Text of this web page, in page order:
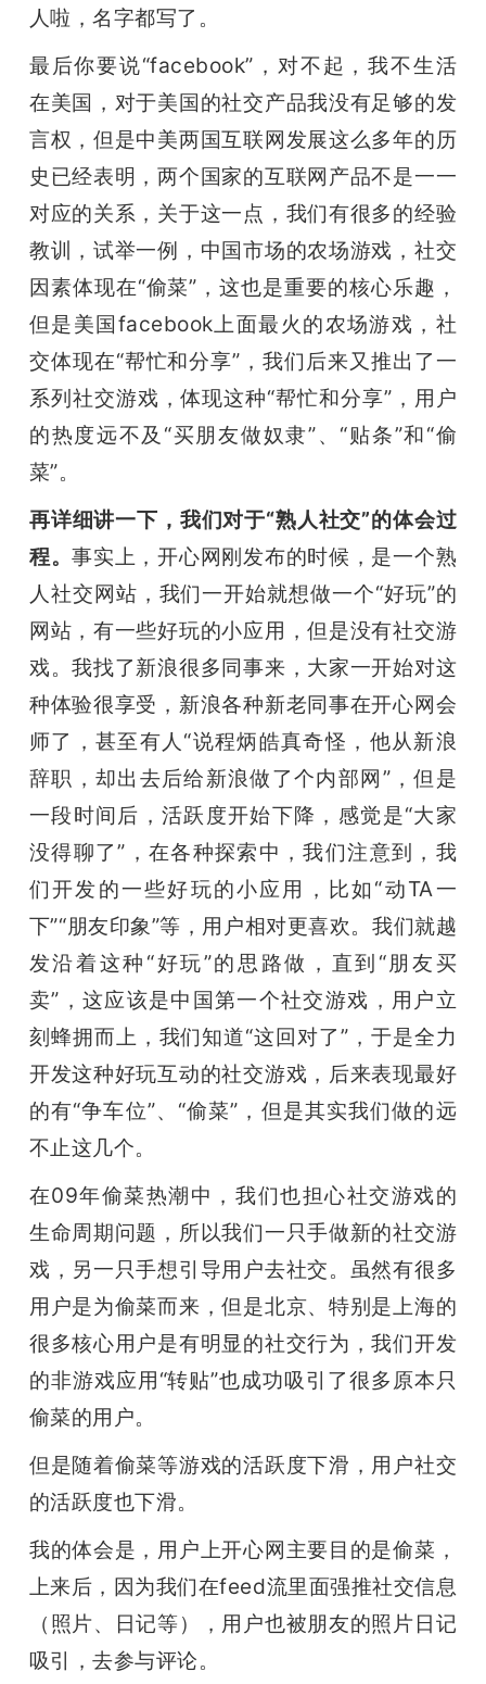
人啦，名字都写了。
最后你要说“facebook”，对不起，我不生活
在美国，对于美国的社交产品我没有足够的发
言权，但是中美两国互联网发展这么多年的历
史已经表明，两个国家的互联网产品不是一一
对应的关系，关于这一点，我们有很多的经验
教训，试举一例，中国市场的农场游戏，社交
因素体现在“偷菜”，这也是重要的核心乐趣，
但是美国facebook上面最火的农场游戏，社
交体现在“帮忙和分享”，我们后来又推出了一
系列社交游戏，体现这种“帮忙和分享”，用户
的热度远不及“买朋友做奴隶”、“贴条”和“偷
菜”。
再详细讲一下，我们对于“熟人社交”的体会过
程。事实上，开心网刚发布的时候，是一个熟
人社交网站，我们一开始就想做一个“好玩”的
网站，有一些好玩的小应用，但是没有社交游
戏。我找了新浪很多同事来，大家一开始对这
种体验很享受，新浪各种新老同事在开心网会
师了，甚至有人“说程炳皓真奇怪，他从新浪
辞职，却出去后给新浪做了个内部网”，但是
一段时间后，活跃度开始下降，感觉是“大家
没得聊了”，在各种探索中，我们注意到，我
们开发的一些好玩的小应用，比如“动TA一
下”“朋友印象”等，用户相对更喜欢。我们就越
发沿着这种“好玩”的思路做，直到“朋友买
卖”，这应该是中国第一个社交游戏，用户立
刻蜂拥而上，我们知道“这回对了”，于是全力
开发这种好玩互动的社交游戏，后来表现最好
的有“争车位”、“偷菜”，但是其实我们做的远
不止这几个。
在09年偷菜热潮中，我们也担心社交游戏的
生命周期问题，所以我们一只手做新的社交游
戏，另一只手想引导用户去社交。虽然有很多
用户是为偷菜而来，但是北京、特别是上海的
很多核心用户是有明显的社交行为，我们开发
的非游戏应用“转贴”也成功吸引了很多原本只
偷菜的用户。
但是随着偷菜等游戏的活跃度下滑，用户社交
的活跃度也下滑。
我的体会是，用户上开心网主要目的是偷菜，
上来后，因为我们在feed流里面强推社交信息
（照片、日记等），用户也被朋友的照片日记
吸引，去参与评论。